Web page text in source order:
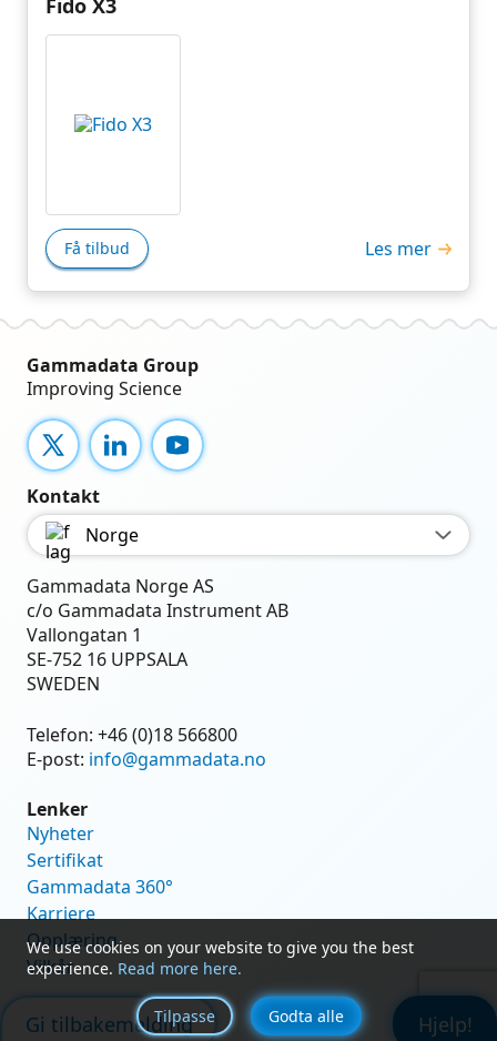
Fido X3
Få tilbud Les mer
We use cookies on your website to give you the best
experience. Read more here.
Tilpasse Godta alle
Gammadata Group
Improving Science
X LinkedInYouTube
Kontakt
Norge
Gammadata Norge AS
c/o Gammadata Instrument AB
Vallongatan 1
SE-752 16 UPPSALA
SWEDEN
Telefon: +46 (0)18 566800
E-post: info@gammadata.no
Lenker
Nyheter
Sertifikat
Gammadata 360°
Karriere
Opplæring
Vilkår
Gi tilbakemelding Hjelp!